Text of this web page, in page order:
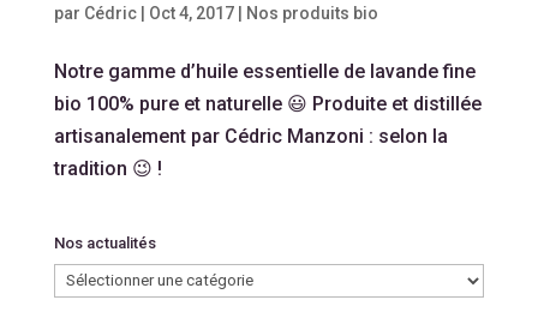
par Cédric| Oct 4, 2017| Nos produits bio
Notre gamme d’huile essentielle de lavande fine
bio 100% pure et naturelle 😃 Produite et distillée
artisanalement par Cédric Manzoni : selon la
tradition 😉 !
Nos actualités
Nos